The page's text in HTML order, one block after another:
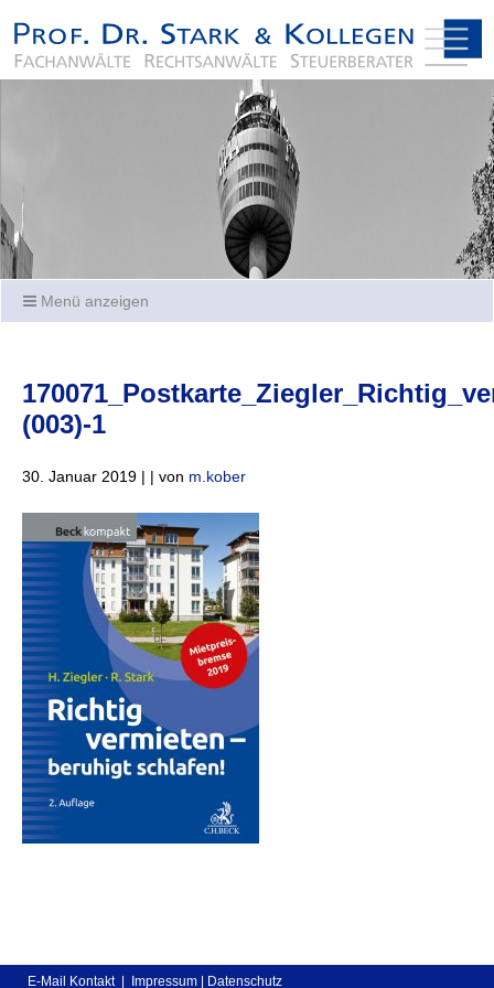
Menü anzeigen
(003)-1
30. Januar 2019 | | von m.kober
E-Mail Kontakt| Impressum | Datenschutz